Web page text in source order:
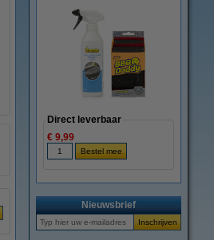
Direct leverbaar
€ 9,99
Nieuwsbrief